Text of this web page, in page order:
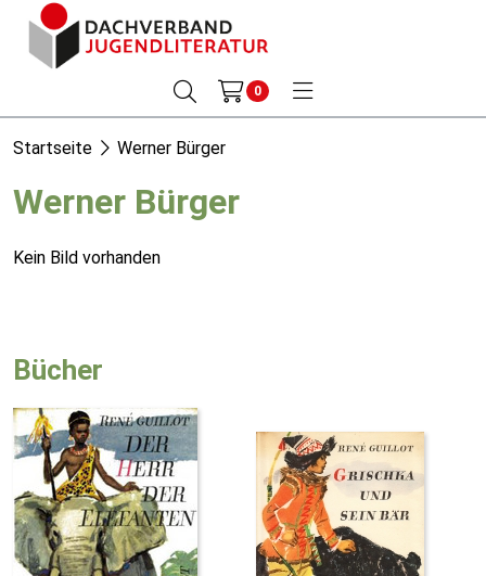
0
Startseite Werner Bürger
Werner Bürger
Kein Bild vorhanden
Bücher